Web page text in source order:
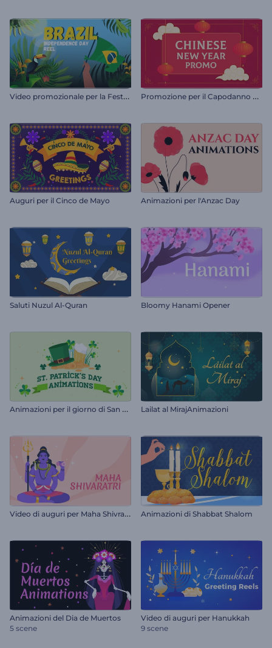
V
ideo promozionale per la Festa dell'Indipendenza del Brasile P
romozione per il Capodanno cinese
Auguri per il Cinco de Mayo Animazioni per l'Anzac Day
Saluti Nuzul Al-Quran Bloomy Hanami Opener
A
nimazioni per il giorno di San Patrizio Lailat al MirajAnimazioni
V
ideo di auguri per Maha Shivratri Animazioni di Shabbat Shalom
Animazioni del Dia de Muertos
5 scene
Video di auguri per Hanukkah
9 scene